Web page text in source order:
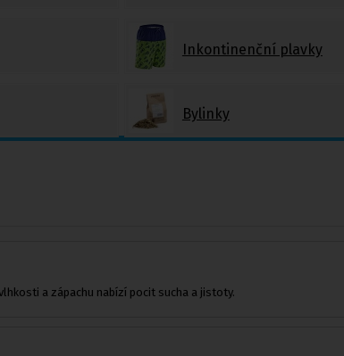
Inkontinenční plavky
Bylinky
a zápachu nabízí pocit sucha a jistoty.